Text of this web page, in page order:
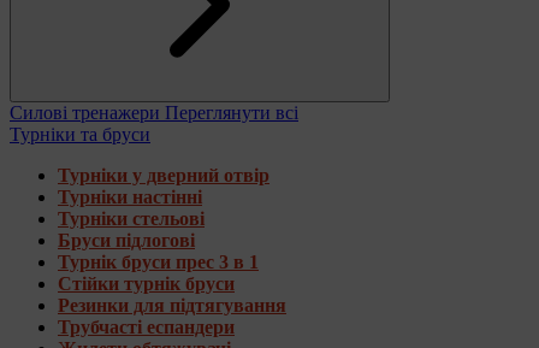
Силові тренажери Переглянути всі
Турніки та бруси
Турніки у дверний отвір
Турніки настінні
Турніки стельові
Бруси підлогові
Турнік бруси прес 3 в 1
Стійки турнік бруси
Резинки для підтягування
Трубчасті еспандери